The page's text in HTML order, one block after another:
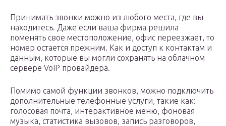
Принимать звонки можно из любого места, где вы
находитесь. Даже если ваша фирма решила
поменять свое местоположение, офис переезжает, то
номер остается прежним. Как и доступ к контактам и
данным, которые вы могли сохранять на облачном
сервере VoIP провайдера.
Помимо самой функции звонков, можно подключить
дополнительные телефонные услуги, такие как:
голосовая почта, интерактивное меню, фоновая
музыка, статистика вызовов, запись разговоров,